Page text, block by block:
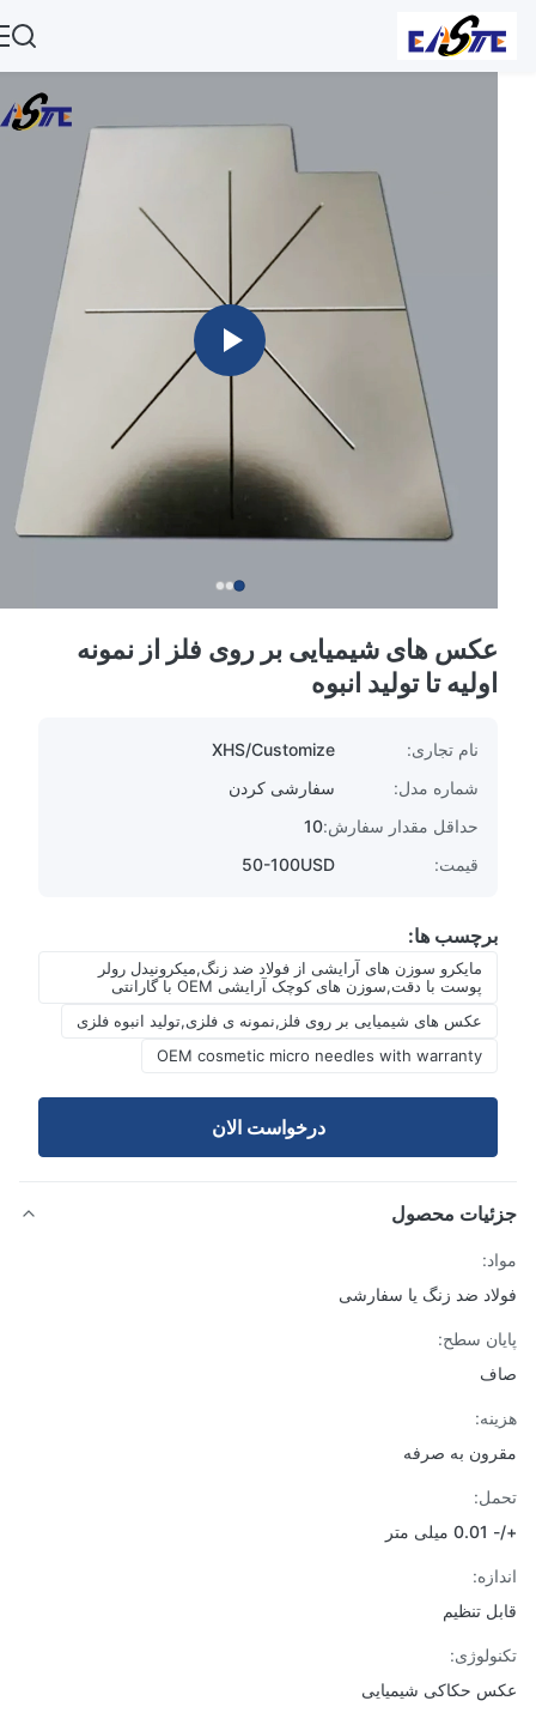
عکس های شیمیایی بر روی فلز از نمونه
اولیه تا تولید انبوه
نام تجاری:
XHS/Customize
شماره مدل:
سفارشی کردن
حداقل مقدار سفارش:10
قیمت:
50-100USD
برچسب ها:
مایکرو سوزن های آرایشی از فولاد ضد زنگ,میکرونیدل رولر
پوست با دقت,سوزن های کوچک آرایشی OEM با گارانتی
عکس های شیمیایی بر روی فلز,نمونه ی فلزی,تولید انبوه فلزی
OEM cosmetic micro needles with warranty
درخواست الان
محصول
ضد زنگ یا سفارشی
سطح:
به صرفه
تنظیم
حکاکی شیمیایی